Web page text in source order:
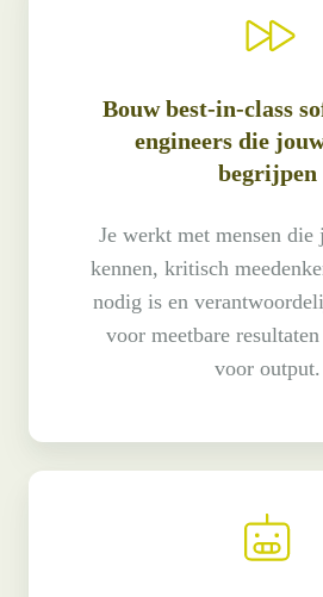
Bouw best-in-class
engineers die
begrijpen
Je werkt met mensen die
kennen, kritisch
nodig is en
voor meetbare
voor output.